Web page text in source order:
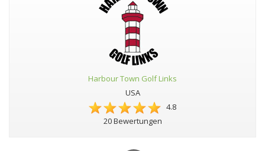
Harbour Town Golf Links
USA
4.8
20 Bewertungen